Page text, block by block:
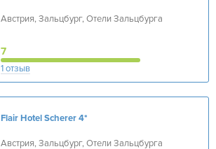
Австрия, Зальцбург, Отели Зальцбурга
7
1 отзыв
Flair Hotel Scherer4*
Австрия, Зальцбург, Отели Зальцбурга